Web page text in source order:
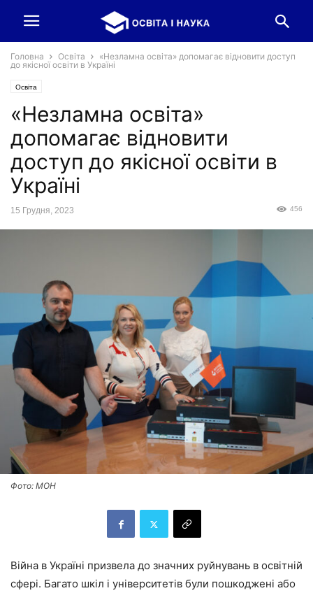
Головна Освіта
«Незламна освіта» допомагає відновити доступ
до якісної освіти в Україні
Освіта
«Незламна освіта»
допомагає відновити
доступ до якісної освіти в
Україні
15 Грудня, 2023 456
Фото: МОН
Війна в Україні призвела до значних руйнувань в освітній
сфері. Багато шкіл і університетів були пошкоджені або